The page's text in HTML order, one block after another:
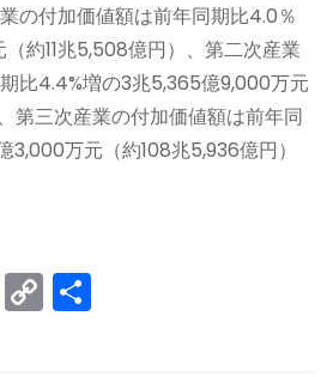
の付加価値額は前年同期比4.0％
約11兆5,508億円）、第二次産業
比4.4%増の3兆5,365億9,000万元
第三次産業の付加価値額は前年同
万元（約108兆5,936億円）
W
e
C
o